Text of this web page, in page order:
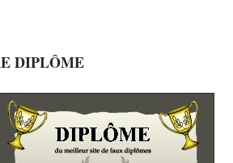
DIPLÔME